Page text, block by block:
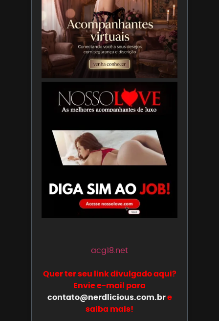
acg18.net
Quer ter seu link divulgado aqui?
Envie e-mail para
contato@nerdlicious.com.bre
saiba mais!